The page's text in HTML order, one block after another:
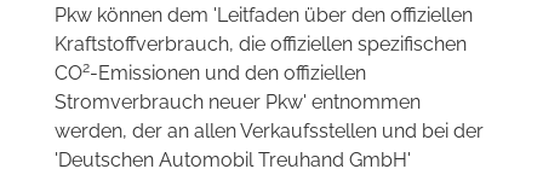
Pkw können dem 'Leitfaden über den offiziellen
Kraftstoffverbrauch, die offiziellen spezifischen
CO2-Emissionen und den offiziellen
Stromverbrauch neuer Pkw' entnommen
werden, der an allen Verkaufsstellen und bei der
'Deutschen Automobil Treuhand GmbH'